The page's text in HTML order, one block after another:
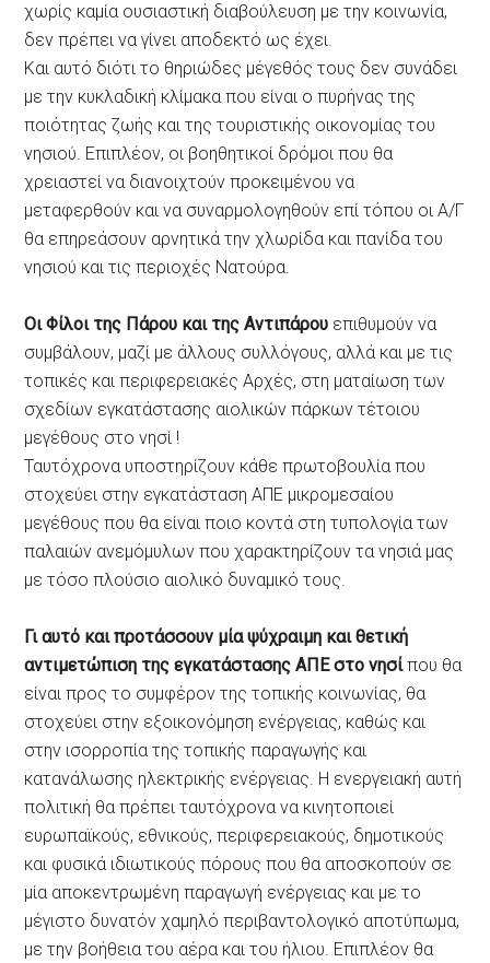
χωρίς καμία ουσιαστική διαβούλευση με την κοινωνία,
δεν πρέπει να γίνει αποδεκτό ως έχει.
Και αυτό διότι το θηριώδες μέγεθός τους δεν συνάδει
με την κυκλαδική κλίμακα που είναι ο πυρήνας της
ποιότητας ζωής και της τουριστικής οικονομίας του
νησιού. Επιπλέον, οι βοηθητικοί δρόμοι που θα
χρειαστεί να διανοιχτούν προκειμένου να
μεταφερθούν και να συναρμολογηθούν επί τόπου οι Α/Γ
θα επηρεάσουν αρνητικά την χλωρίδα και πανίδα του
νησιού και τις περιοχές Νατούρα.
Οι Φίλοι της Πάρου και της Αντιπάρου επιθυμούν να
συμβάλουν, μαζί με άλλους συλλόγους, αλλά και με τις
τοπικές και περιφερειακές Αρχές, στη ματαίωση των
σχεδίων εγκατάστασης αιολικών πάρκων τέτοιου
μεγέθους στο νησί !
Ταυτόχρονα υποστηρίζουν κάθε πρωτοβουλία που
στοχεύει στην εγκατάσταση ΑΠΕ μικρομεσαίου
μεγέθους που θα είναι ποιο κοντά στη τυπολογία των
παλαιών ανεμόμυλων που χαρακτηρίζουν τα νησιά μας
με τόσο πλούσιο αιολικό δυναμικό τους.
Γι αυτό και προτάσσουν μία ψύχραιμη και θετική
αντιμετώπιση της εγκατάστασης ΑΠΕ στο νησίπου θα
είναι προς το συμφέρον της τοπικής κοινωνίας, θα
στοχεύει στην εξοικονόμηση ενέργειας, καθώς και
στην ισορροπία της τοπικής παραγωγής και
κατανάλωσης ηλεκτρικής ενέργειας. Η ενεργειακή αυτή
πολιτική θα πρέπει ταυτόχρονα να κινητοποιεί
ευρωπαϊκούς, εθνικούς, περιφερειακούς, δημοτικούς
και φυσικά ιδιωτικούς πόρους που θα αποσκοπούν σε
μία αποκεντρωμένη παραγωγή ενέργειας και με το
μέγιστο δυνατόν χαμηλό περιβαντολογικό αποτύπωμα,
με την βοήθεια του αέρα και του ήλιου. Επιπλέον θα